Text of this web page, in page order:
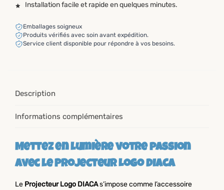
Installation facile et rapide en quelques minutes.
Emballages soigneux
Produits vérifiés avec soin avant expédition.
Service client disponible pour répondre à vos besoins.
Description
Informations complémentaires
Mettez en lumière votre passion
avec le Projecteur Logo DIACA
Le Projecteur Logo DIACAs’impose comme l’accessoire